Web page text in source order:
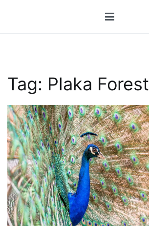
Tag: Plaka Forest